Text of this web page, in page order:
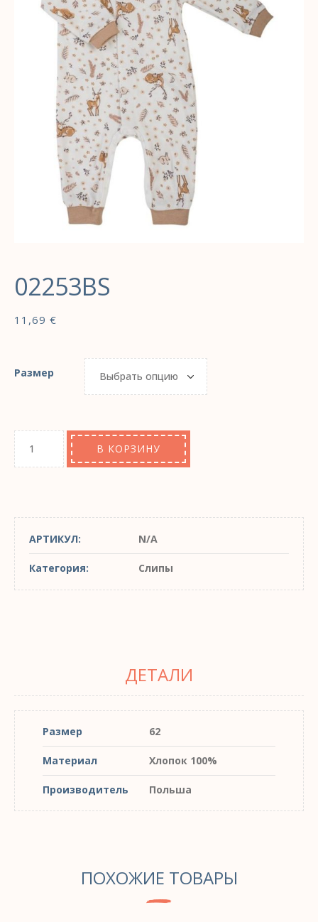
02253BS
11,69 €
Размер
В КОРЗИНУ
АРТИКУЛ: N/A
Категория: Слипы
ДЕТАЛИ
Размер 62
Материал Хлопок 100%
Производитель Польша
ПОХОЖИЕ ТОВАРЫ